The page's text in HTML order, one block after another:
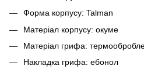
Форма корпусу: Talman
Матеріал корпусу: окуме
Матеріал грифа:
Накладка грифа: ебонол